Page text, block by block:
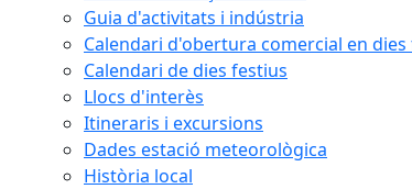
Guia d'activitats i indústria
Calendari d'obertura comercial en dies
Calendari de dies festius
Llocs d'interès
Itineraris i excursions
Dades estació meteorològica
Història local